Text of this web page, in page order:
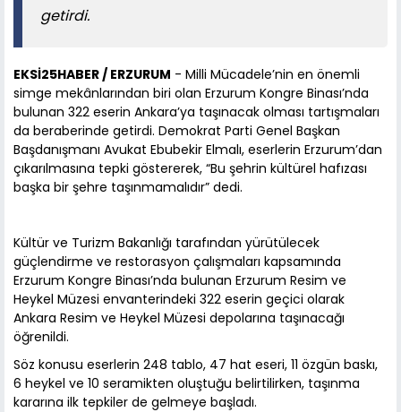
getirdi.
EKSİ25HABER / ERZURUM - Milli Mücadele’nin en önemli
simge mekânlarından biri olan Erzurum Kongre Binası’nda
bulunan 322 eserin Ankara’ya taşınacak olması tartışmaları
da beraberinde getirdi. Demokrat Parti Genel Başkan
Başdanışmanı Avukat Ebubekir Elmalı, eserlerin Erzurum’dan
çıkarılmasına tepki göstererek, “Bu şehrin kültürel hafızası
başka bir şehre taşınmamalıdır” dedi.
Kültür ve Turizm Bakanlığı tarafından yürütülecek
güçlendirme ve restorasyon çalışmaları kapsamında
Erzurum Kongre Binası’nda bulunan Erzurum Resim ve
Heykel Müzesi envanterindeki 322 eserin geçici olarak
Ankara Resim ve Heykel Müzesi depolarına taşınacağı
öğrenildi.
Söz konusu eserlerin 248 tablo, 47 hat eseri, 11 özgün baskı,
6 heykel ve 10 seramikten oluştuğu belirtilirken, taşınma
kararına ilk tepkiler de gelmeye başladı.